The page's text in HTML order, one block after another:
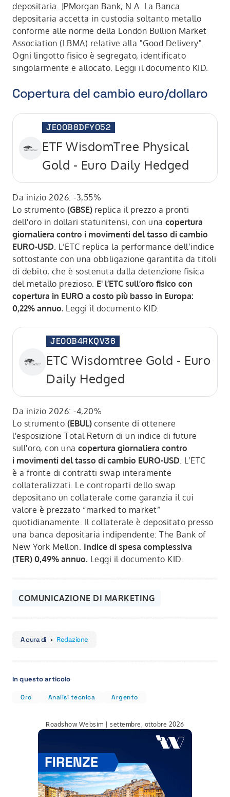
depositaria. JPMorgan Bank, N.A. La Banca
depositaria accetta in custodia soltanto metallo
conforme alle norme della London Bullion Market
Association (LBMA) relative alla "Good Delivery".
Ogni lingotto fisico è segregato, identificato
singolarmente e allocato. Leggi il documento KID.
Copertura del cambio euro/dollaro
JE00B8DFY052
ETF WisdomTree Physical
Gold - Euro Daily Hedged
Da inizio 2026: -3,55%
Lo strumento (GBSE) replica il prezzo a pronti
dell'oro in dollari statunitensi, con una copertura
giornaliera contro i movimenti del tasso di cambio
EURO-USD. L’ETC replica la performance dell’indice
sottostante con una obbligazione garantita da titoli
di debito, che è sostenuta dalla detenzione fisica
del metallo prezioso. E' l’ETC sull’oro fisico con
copertura in EURO a costo più basso in Europa:
0,22% annuo. Leggi il documento KID.
JE00B4RKQV36
ETC Wisdomtree Gold - Euro
Daily Hedged
Da inizio 2026: -4,20%
Lo strumento (EBUL) consente di ottenere
l'esposizione Total Return di un indice di future
sull'oro, con una copertura giornaliera contro
i movimenti del tasso di cambio EURO-USD. L’ETC
è a fronte di contratti swap interamente
collateralizzati. Le controparti dello swap
depositano un collaterale come garanzia il cui
valore è prezzato “marked to market”
quotidianamente. Il collaterale è depositato presso
una banca depositaria indipendente: The Bank of
New York Mellon. Indice di spesa complessiva
(TER) 0,49% annuo. Leggi il documento KID.
COMUNICAZIONE DI MARKETING
A cura di • Redazione
In questo articolo
Oro Analisi tecnica Argento
Roadshow Websim | settembre, ottobre 2026